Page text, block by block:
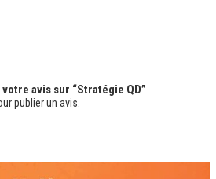
avis sur “Stratégie QD”
publier un avis.